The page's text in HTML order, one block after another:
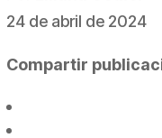
24 de abril de 2024
Compartir